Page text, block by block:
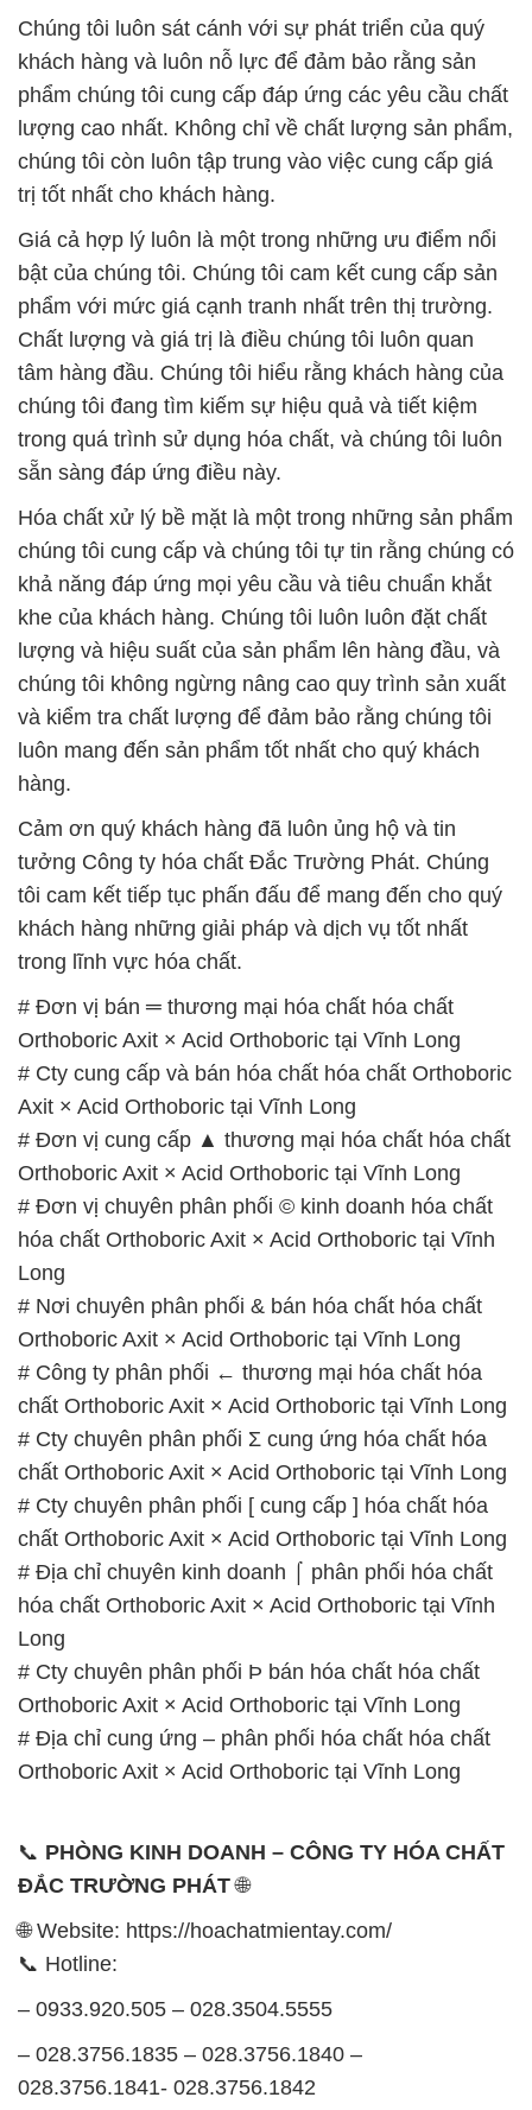
chúng tôi còn luôn tập trung vào việc cung cấp giá
trị tốt nhất cho khách hàng.
Giá cả hợp lý luôn là một trong những ưu điểm nổi
bật của chúng tôi. Chúng tôi cam kết cung cấp sản
phẩm với mức giá cạnh tranh nhất trên thị trường.
Chất lượng và giá trị là điều chúng tôi luôn quan
tâm hàng đầu. Chúng tôi hiểu rằng khách hàng của
chúng tôi đang tìm kiếm sự hiệu quả và tiết kiệm
trong quá trình sử dụng hóa chất, và chúng tôi luôn
sẵn sàng đáp ứng điều này.
Hóa chất xử lý bề mặt là một trong những sản phẩm
chúng tôi cung cấp và chúng tôi tự tin rằng chúng có
khả năng đáp ứng mọi yêu cầu và tiêu chuẩn khắt
khe của khách hàng. Chúng tôi luôn luôn đặt chất
lượng và hiệu suất của sản phẩm lên hàng đầu, và
chúng tôi không ngừng nâng cao quy trình sản xuất
và kiểm tra chất lượng để đảm bảo rằng chúng tôi
luôn mang đến sản phẩm tốt nhất cho quý khách
hàng.
Cảm ơn quý khách hàng đã luôn ủng hộ và tin
tưởng Công ty hóa chất Đắc Trường Phát. Chúng
tôi cam kết tiếp tục phấn đấu để mang đến cho quý
khách hàng những giải pháp và dịch vụ tốt nhất
trong lĩnh vực hóa chất.
# Đơn vị bán ═ thương mại hóa chất hóa chất
Orthoboric Axit × Acid Orthoboric tại Vĩnh Long
# Cty cung cấp và bán hóa chất hóa chất Orthoboric
Axit × Acid Orthoboric tại Vĩnh Long
# Đơn vị cung cấp ▲ thương mại hóa chất hóa chất
Orthoboric Axit × Acid Orthoboric tại Vĩnh Long
# Đơn vị chuyên phân phối © kinh doanh hóa chất
hóa chất Orthoboric Axit × Acid Orthoboric tại Vĩnh
Long
# Nơi chuyên phân phối & bán hóa chất hóa chất
Orthoboric Axit × Acid Orthoboric tại Vĩnh Long
# Công ty phân phối ← thương mại hóa chất hóa
chất Orthoboric Axit × Acid Orthoboric tại Vĩnh Long
# Cty chuyên phân phối Σ cung ứng hóa chất hóa
chất Orthoboric Axit × Acid Orthoboric tại Vĩnh Long
# Cty chuyên phân phối [ cung cấp ] hóa chất hóa
chất Orthoboric Axit × Acid Orthoboric tại Vĩnh Long
# Địa chỉ chuyên kinh doanh ⌠ phân phối hóa chất
hóa chất Orthoboric Axit × Acid Orthoboric tại Vĩnh
Long
# Cty chuyên phân phối Þ bán hóa chất hóa chất
Orthoboric Axit × Acid Orthoboric tại Vĩnh Long
# Địa chỉ cung ứng – phân phối hóa chất hóa chất
Orthoboric Axit × Acid Orthoboric tại Vĩnh Long
📞PHÒNG KINH DOANH – CÔNG TY HÓA CHẤT
ĐẮC TRƯỜNG PHÁT🌐
🌐 Website: https://hoachatmientay.com/
– 0933.920.505 – 028.3504.5555
028.3756.1841- 028.3756.1842
0902.765.866
📧 Email: hoachat@dactruongphat.vn